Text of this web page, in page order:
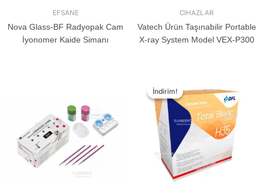
EFSANE
Nova Glass-BF Radyopak Cam
İyonomer Kaide Simanı
CIHAZLAR
Vatech Ürün Taşınabilir Portable
X-ray System Model VEX-P300
İndirim!
İndirim!